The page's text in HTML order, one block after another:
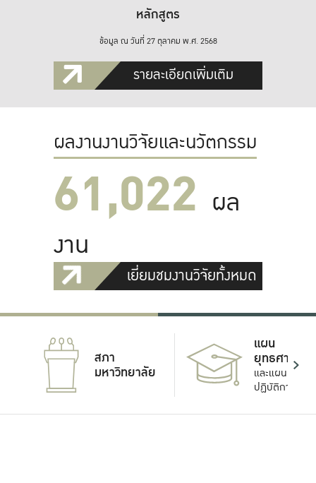
หลักสูตร
ข้อมูล ณ วันที่ 27 ตุลาคม พ.ศ. 2568
รายละเอียดเพิ่มเติม
ผลงานงานวิจัยและนวัตกรรม
61,022 ผล
งาน
เยี่ยมชมงานวิจัยทั้งหมด
สภา
มหาวิทยาลัย
แผน
ยุทธศาสตร์
และแผน
ปฏิบัติการ